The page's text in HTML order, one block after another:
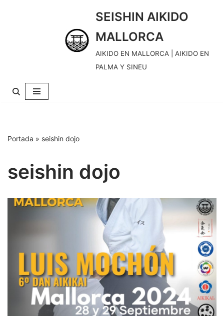
n
n
SEISHIN AIKIDO
MALLORCA
AIKIDO EN MALLORCA | AIKIDO EN
PALMA Y SINEU
Portada » seishin dojo
seishin dojo